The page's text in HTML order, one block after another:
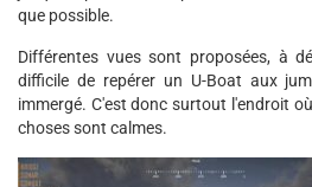
que possible.
Différentes vues sont proposées, à
difficile de repérer un U-Boat aux
immergé. C'est donc surtout l'endroit
choses sont calmes.